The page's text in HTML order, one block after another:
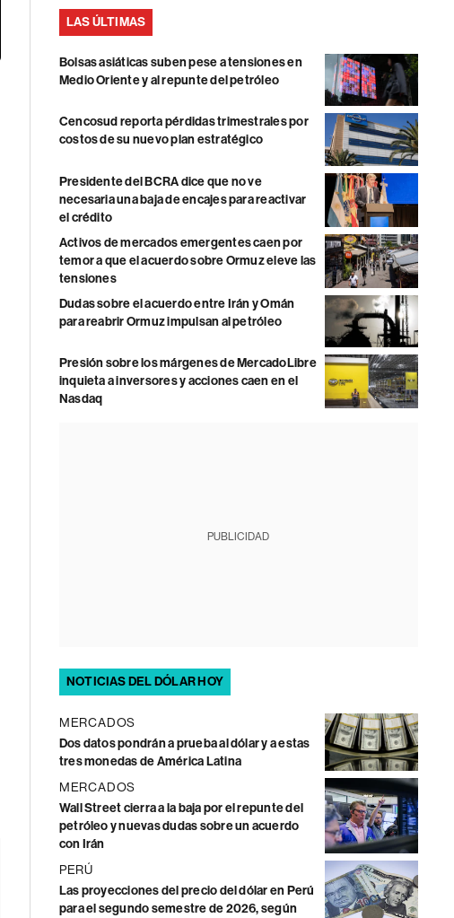
LAS ÚLTIMAS
Bolsas asiáticas suben pese a tensiones en
Medio Oriente y al repunte del petróleo
Cencosud reporta pérdidas trimestrales por
costos de su nuevo plan estratégico
Presidente del BCRA dice que no ve
necesaria una baja de encajes para reactivar
el crédito
Activos de mercados emergentes caen por
temor a que el acuerdo sobre Ormuz eleve las
tensiones
Dudas sobre el acuerdo entre Irán y Omán
para reabrir Ormuz impulsan al petróleo
Presión sobre los márgenes de MercadoLibre
inquieta a inversores y acciones caen en el
Nasdaq
PUBLICIDAD
NOTICIAS DEL DÓLAR HOY
MERCADOS
Dos datos pondrán a prueba al dólar y a estas
tres monedas de América Latina
MERCADOS
Wall Street cierra a la baja por el repunte del
petróleo y nuevas dudas sobre un acuerdo
con Irán
PERÚ
Las proyecciones del precio del dólar en Perú
para el segundo semestre de 2026, según